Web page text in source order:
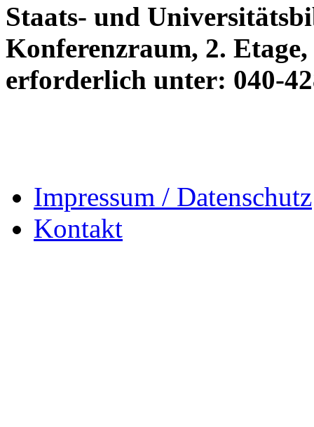
Staats- und
Konferenzraum, 2.
erforderlich unter: 040-
Impressum / Datenschutz
Kontakt